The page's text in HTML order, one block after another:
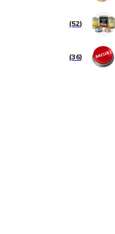
(52)
(36)